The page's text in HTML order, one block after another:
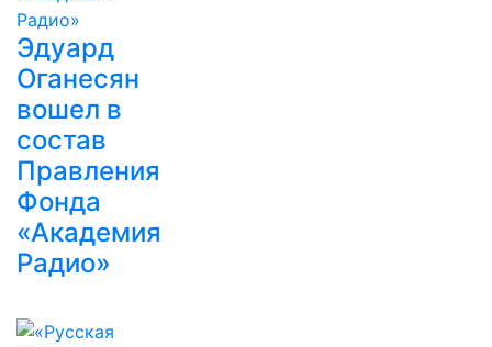
Эдуард
Оганесян
вошел в
состав
Правления
Фонда
«Академия
Радио»